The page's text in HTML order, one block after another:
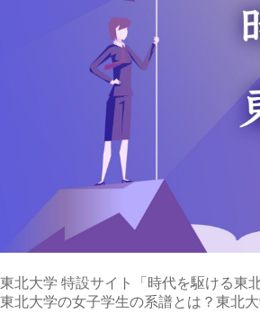
東北大学 特設サイト「時代を駆ける東
東北大学の女子学生の系譜とは？東北